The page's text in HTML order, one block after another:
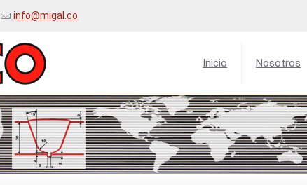
info@migal.co
Inicio Nosotros